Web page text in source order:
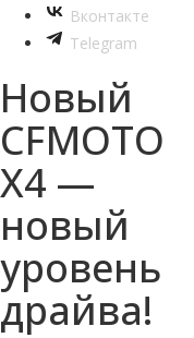
Вконтакте
Telegram
Новый
CFMOTO
X4 —
новый
уровень
драйва!